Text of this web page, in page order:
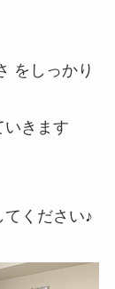
をしっかり
いきます
ください♪